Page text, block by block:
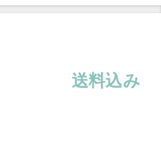
送料込み